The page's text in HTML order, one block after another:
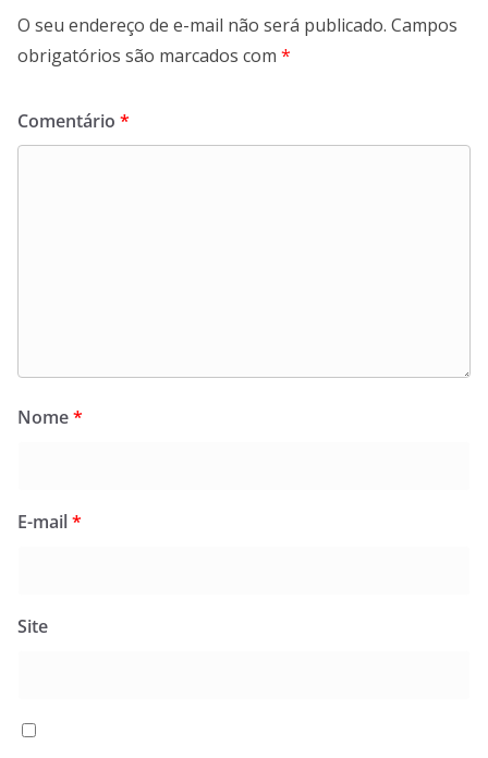
O seu endereço de e-mail não será publicado. Campos
obrigatórios são marcados com *
Comentário *
Nome*
E-mail*
Site